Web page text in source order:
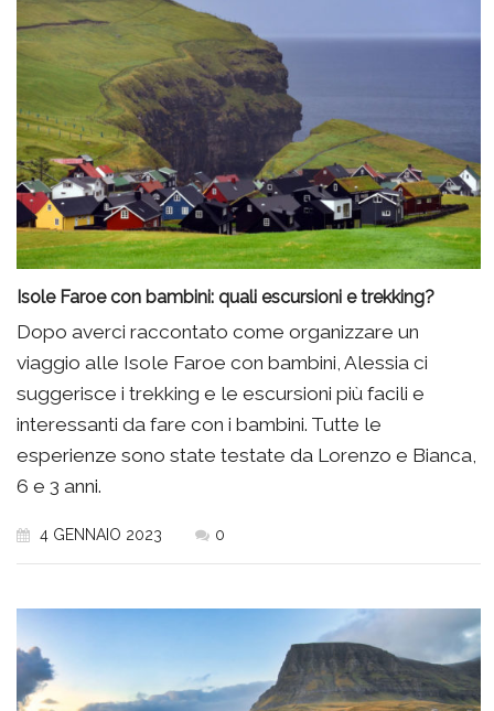
Isole Faroe con bambini: quali escursioni e trekking?
Dopo averci raccontato come organizzare un
viaggio alle Isole Faroe con bambini, Alessia ci
suggerisce i trekking e le escursioni più facili e
interessanti da fare con i bambini. Tutte le
esperienze sono state testate da Lorenzo e Bianca,
6 e 3 anni.
4 GENNAIO 2023 0